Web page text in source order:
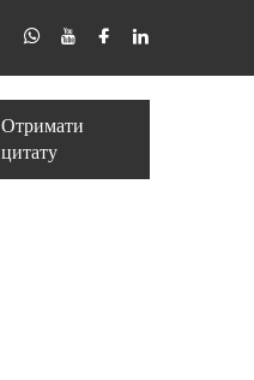
Отримати
цитату